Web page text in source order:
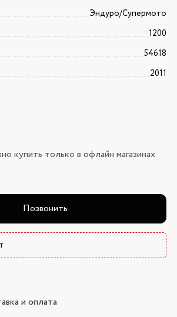
Эндуро/Супермото
1200
54618
2011
купить только в офлайн магазинах
Позвонить
и оплата